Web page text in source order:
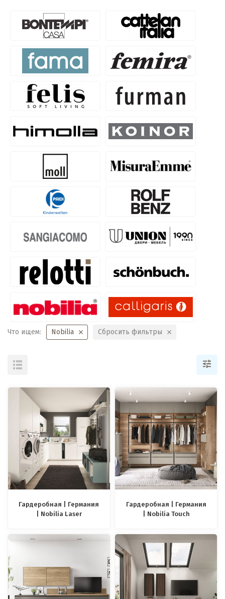
Что ищем: Nobilia Сбросить фильтры
Гардеробная | Германия
| Nobilia Laser
Гардеробная | Германия
| Nobilia Touch